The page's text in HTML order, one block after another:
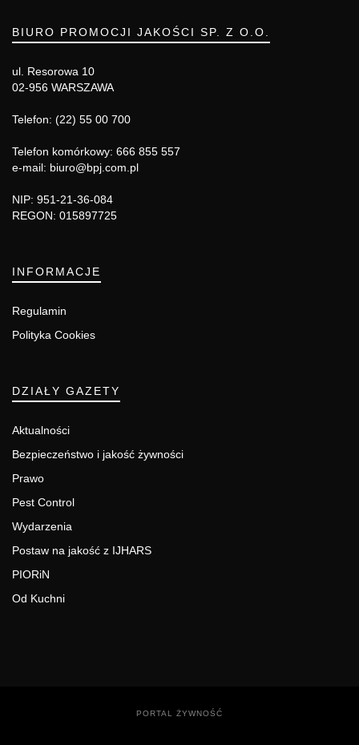
BIURO PROMOCJI JAKOŚCI SP. Z O.O.
ul. Resorowa 10
02-956 WARSZAWA
Telefon: (22) 55 00 700
Telefon komórkowy: 666 855 557
e-mail: biuro@bpj.com.pl
NIP: 951-21-36-084
REGON: 015897725
INFORMACJE
Regulamin
Polityka Cookies
DZIAŁY GAZETY
Aktualności
Bezpieczeństwo i jakość żywności
Prawo
Pest Control
Wydarzenia
Postaw na jakość z IJHARS
PIORiN
Od Kuchni
PORTAL ŻYWNOŚĆ